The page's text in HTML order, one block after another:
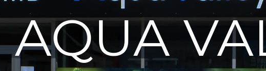
AQUA